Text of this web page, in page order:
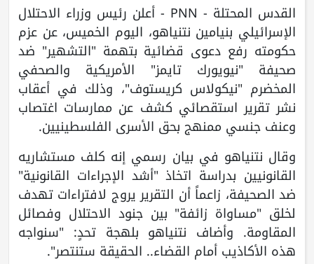
القدس المحتلة - PNN - أعلن رئيس وزراء الاحتلال
الإسرائيلي بنيامين نتنياهو، اليوم الخميس، عن عزم
حكومته رفع دعوى قضائية بتهمة "التشهير" ضد
صحيفة "نيويورك تايمز" الأمريكية والصحفي
المخضرم "نيكولاس كريستوف"، وذلك في أعقاب
نشر تقرير استقصائي كشف عن ممارسات اغتصاب
وعنف جنسي ممنهج بحق الأسرى الفلسطينيين.
وقال نتنياهو في بيان رسمي إنه كلف مستشاريه
القانونيين بدراسة اتخاذ "أشد الإجراءات القانونية"
ضد الصحيفة، زاعماً أن التقرير يروج لافتراءات تهدف
لخلق "مساواة زائفة" بين جنود الاحتلال وفصائل
المقاومة. وأضاف نتنياهو بلهجة تحدٍ: "سنواجه
هذه الأكاذيب أمام القضاء.. الحقيقة ستنتصر".